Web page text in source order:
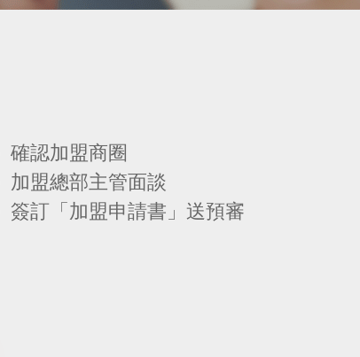
確認加盟商圈
加盟總部主管面談
簽訂「加盟申請書」送預審